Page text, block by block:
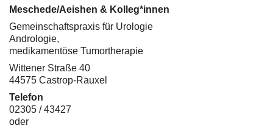
Meschede/Aeishen & Kolleg*innen
Gemeinschaftspraxis für Urologie
Andrologie,
medikamentöse Tumortherapie
Wittener Straße 40
44575 Castrop-Rauxel
Telefon
02305 / 43427
oder